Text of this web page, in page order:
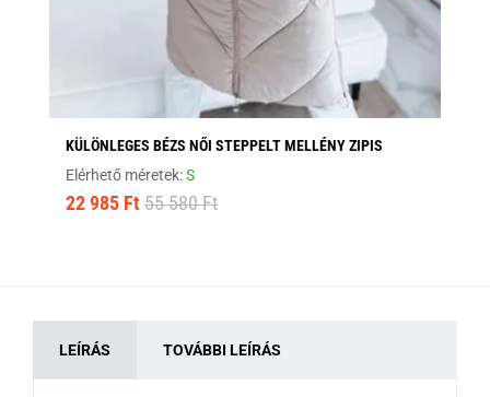
KÜLÖNLEGES BÉZS NŐI STEPPELT MELLÉNY ZIPIS
Elérhető méretek:S
22 985 Ft 55 580 Ft
LEÍRÁS TOVÁBBI LEÍRÁS